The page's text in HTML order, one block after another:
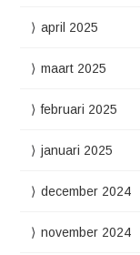
april 2025
maart 2025
februari 2025
januari 2025
december 2024
november 2024